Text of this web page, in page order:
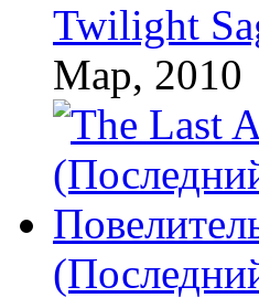
Twilight
Мар, 2010